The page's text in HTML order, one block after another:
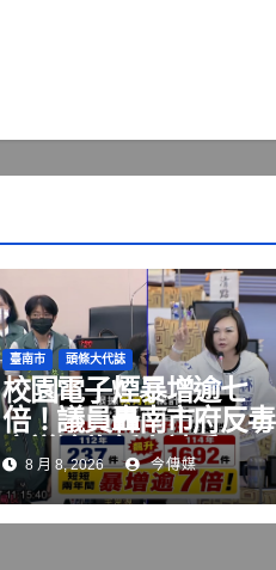
臺南市 頭條大代誌
校園電子煙暴增逾七
倍！議員轟南市府反毒
宣導淪為紙上談兵
8 月 8, 2026 今傳媒